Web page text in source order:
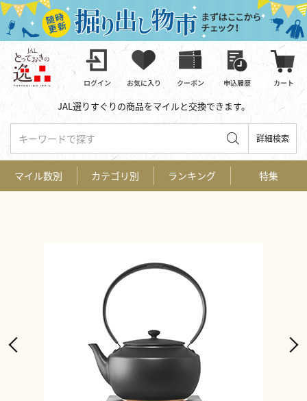
JAL選りすぐりの商品をマイルと交換できます。
キーワードで探す 詳細検索
マイル数別 カテゴリ別 ランキング 特集